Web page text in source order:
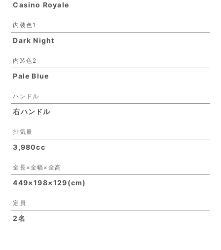
Casino Royale
内装色1
Dark Night
内装色2
Pale Blue
ハンドル
右ハンドル
排気量
3,980cc
全長×全幅×全高
449×198×129(cm)
定員
2名